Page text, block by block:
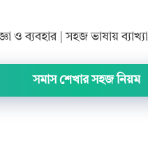
ও ব্যবহার | সহজ ভাষায় ব্যাখ্যা
সমাস শেখার সহজ নিয়ম